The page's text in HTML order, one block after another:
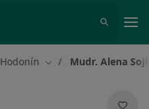
Hodonín Změna města
Mudr. Alena